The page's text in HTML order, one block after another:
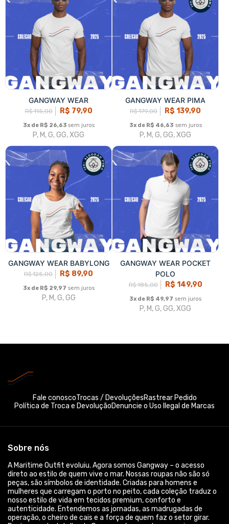
GANGWAY WEAR BABYLONG
R$ 125,00 R$ 89,90
3x de R$ 29,97sem juros
P, M, G, GG
GANGWAY WEAR POCKET
POLO
R$ 185,00 R$ 149,90
3x de R$ 49,97sem juros
P, M, G, GG, XGG
Fale conoscoTrocas / Devoluções Rastrear Pedido
Política de Troca e Devolução Denuncie o Uso Ilegal de Marcas
Sobre nós
A Maritime Outfit evoluiu. Agora somos Gangway – o acesso
Por isso, cada detalhe da Gangway é pensado para unir
resistência, funcionalidade e atitude, sem abrir mão do estilo.
pertencimento, uma marca feita para quem sabe que o mar não
é apenas trabalho – é vida. Gangway. Seu acesso ao estilo
Formas de pagamento